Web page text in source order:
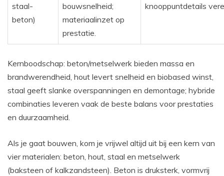
staal-
beton)
bouwsnelheid;
materiaalinzet op
prestatie.
knooppuntdetails
Kernboodschap: beton/metselwerk bieden massa en
brandwerendheid, hout levert snelheid en biobased winst,
staal geeft slanke overspanningen en demontage; hybride
combinaties leveren vaak de beste balans voor prestaties
en duurzaamheid.
Als je gaat bouwen, kom je vrijwel altijd uit bij een kern van
vier materialen: beton, hout, staal en metselwerk
(baksteen of kalkzandsteen). Beton is druksterk, vormvrij